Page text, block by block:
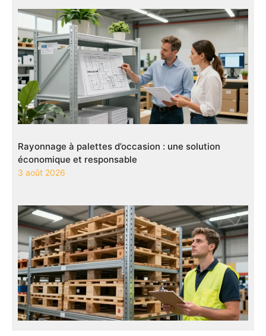
Rayonnage à palettes d’occasion : une solution
économique et responsable
3 août 2026